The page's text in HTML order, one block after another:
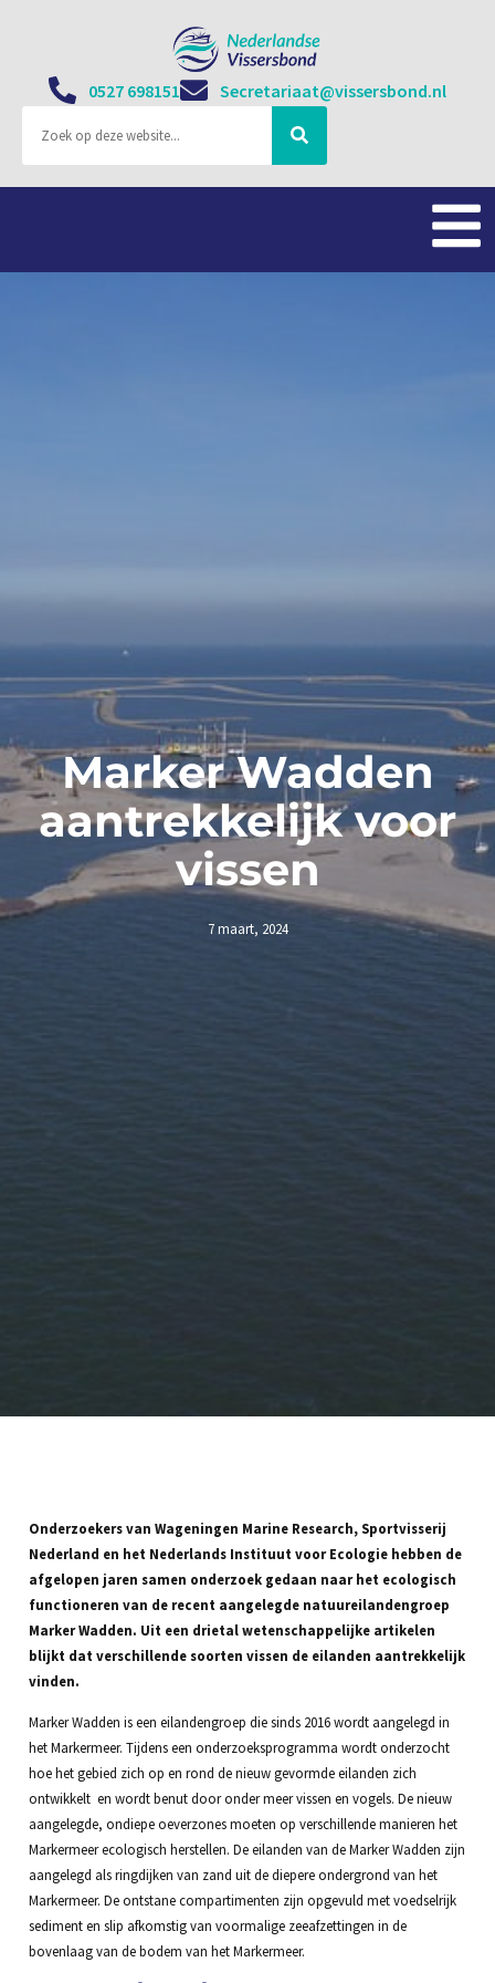
0527 698151 Secretariaat@vissersbond.nl
Marker Wadden
aantrekkelijk voor
vissen
7 maart, 2024
Onderzoekers van Wageningen Marine Research, Sportvisserij
Nederland en het Nederlands Instituut voor Ecologie hebben de
afgelopen jaren samen onderzoek gedaan naar het ecologisch
functioneren van de recent aangelegde natuureilandengroep
Marker Wadden. Uit een drietal wetenschappelijke artikelen
blijkt dat verschillende soorten vissen de eilanden aantrekkelijk
vinden.
Marker Wadden is een eilandengroep die sinds 2016 wordt aangelegd in
het Markermeer. Tijdens een onderzoeksprogramma wordt onderzocht
hoe het gebied zich op en rond de nieuw gevormde eilanden zich
ontwikkelt en wordt benut door onder meer vissen en vogels. De nieuw
aangelegde, ondiepe oeverzones moeten op verschillende manieren het
Markermeer ecologisch herstellen. De eilanden van de Marker Wadden zijn
aangelegd als ringdijken van zand uit de diepere ondergrond van het
Markermeer. De ontstane compartimenten zijn opgevuld met voedselrijk
sediment en slip afkomstig van voormalige zeeafzettingen in de
bovenlaag van de bodem van het Markermeer.